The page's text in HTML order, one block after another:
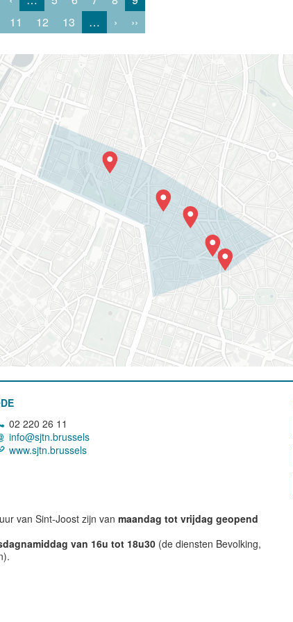
11
12 13 … › ››
02 220 26 11
info@sjtn.brussels
www.sjtn.brussels
van Sint-Joost zijn vanmaandag tot vrijdag geopend
van 16u tot 18u30 (de diensten Bevolking,